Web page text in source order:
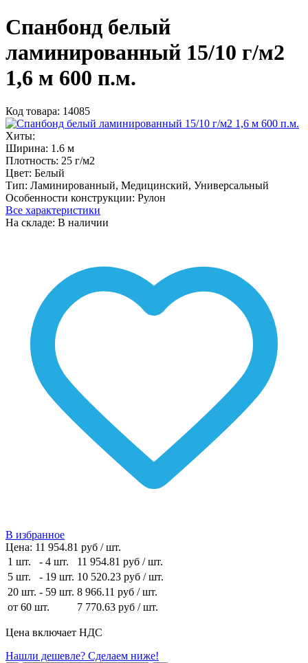
Спанбонд белый
ламинированный 15/10 г/м2
1,6 м 600 п.м.
Код товара: 14085
Хиты:
Ширина: 1.6 м
Плотность: 25 г/м2
Цвет: Белый
Тип: Ламинированный, Медицинский, Универсальный
Особенности конструкции: Рулон
Все характеристики
На складе: В наличии
В избранное
Цена: 11 954.81 руб / шт.
1 шт.
- 4 шт. 11 954.81 руб / шт.
5 шт.
- 19 шт. 10 520.23 руб / шт.
20 шт. - 59 шт. 8 966.11 руб / шт.
от 60 шт.
7 770.63 руб / шт.
Цена включает НДС
Нашли дешевле? Сделаем ниже!